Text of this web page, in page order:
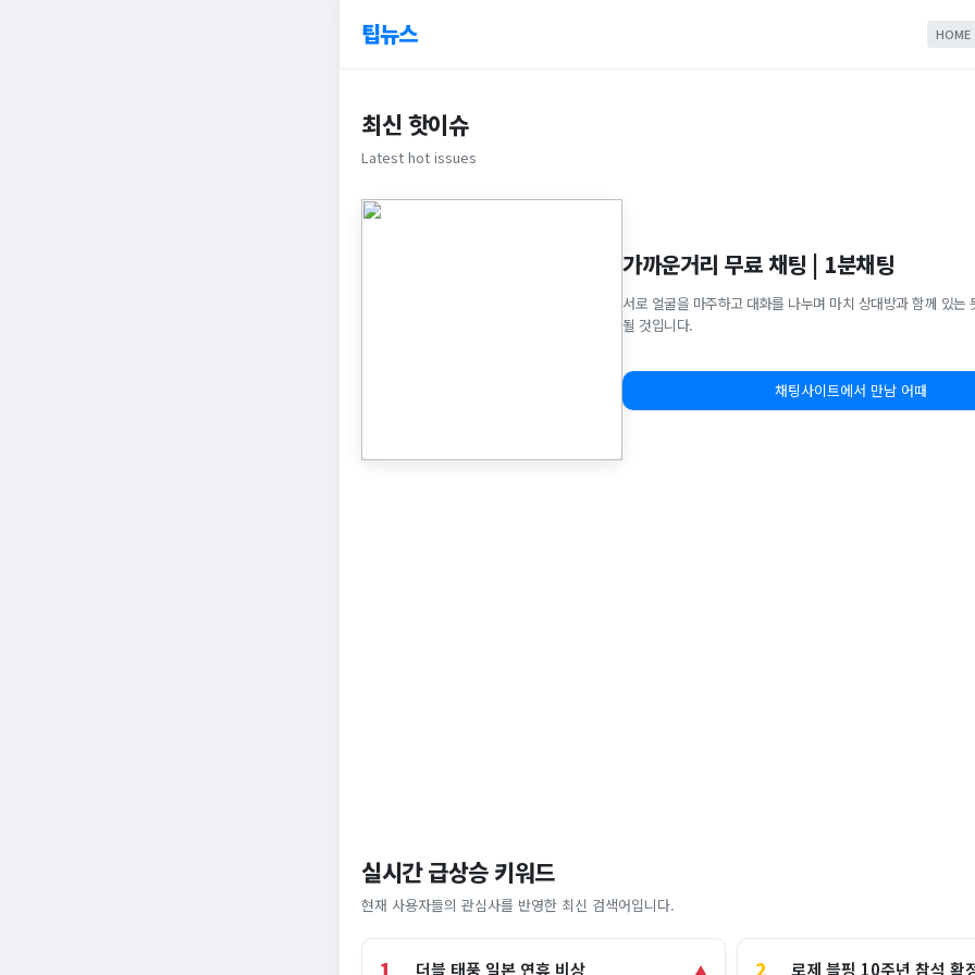
팁뉴스 HOME
최신 핫이슈
Latest hot issues
가까운거리 무료 채팅 | 1분채팅
서로 얼굴을 마주하고 대화를 나누며 마치 상대방과 함께 있는
될 것입니다.
채팅사이트에서 만남 어때
실시간 급상승 키워드
현재 사용자들의 관심사를 반영한 최신 검색어입니다.
더블 태풍 일본 연휴 비상 ▲ 2 로제 블핑 10주년 참석 확